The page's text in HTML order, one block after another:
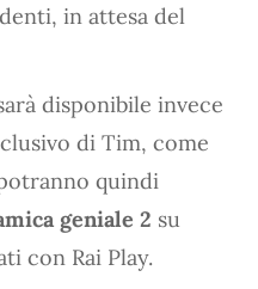
in attesa del
disponibile invece
di Tim, come
quindi
geniale 2 su
con Rai Play.